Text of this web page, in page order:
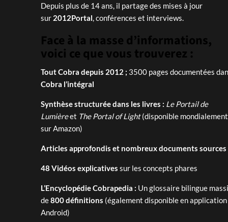
Depuis plus de 14 ans, il partage des mises à jour
sur 2012Portal, conférences et interviews.
Face à la masse d’informations,
voici ce que vous trouverez :
Tout Cobra depuis 2012 ; 3500 pages documentées
Cobra l’intégral
Synthèse structurée dans les livres : Le Portail de
Lumièreet The Portal of Light(disponible mondialement
sur Amazon)
Articles approfondis et nombreux documents sources
48 Vidéos explicatives sur les concepts phares
L’Encyclopédie Cobrapedia : Un glossaire bilingue
de800 définitions (également disponible en application
Android)